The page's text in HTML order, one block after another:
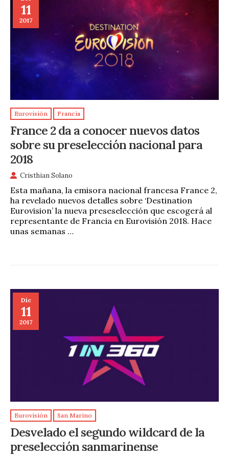
11
2017
Eurovisión Francia
France 2 da a conocer nuevos datos
sobre su preselección nacional para
2018
Cristhian Solano
Esta mañana, la emisora nacional francesa France 2,
ha revelado nuevos detalles sobre ‘Destination
Eurovision’ la nueva preseselección que escogerá al
representante de Francia en Eurovisión 2018. Hace
unas semanas …
Dic
11
2017
Eurovisión San Marino
Desvelado el segundo wildcard de la
preselección sanmarinense